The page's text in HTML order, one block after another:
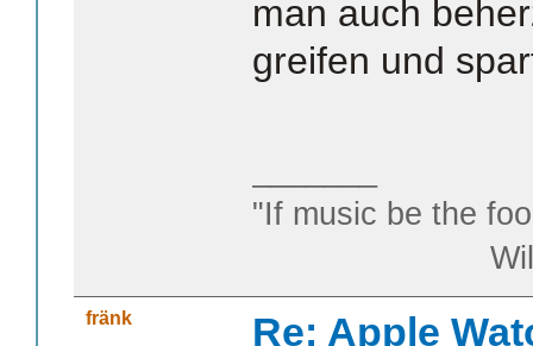
man auch
greifen und
"If music be the
William
fränk Re: Apple